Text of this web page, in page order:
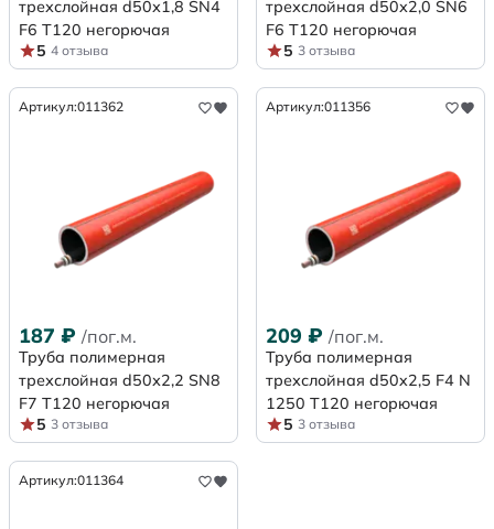
трехслойная d50х1,8 SN4
F6 Т120 негорючая
5 4 отзыва
трехслойная d50х2,0 SN6
F6 Т120 негорючая
5 3 отзыва
Артикул:011362
187 ₽ /пог.м.
Труба полимерная
трехслойная d50х2,2 SN8
F7 Т120 негорючая
5 3 отзыва
Артикул:011356
209 ₽ /пог.м.
Труба полимерная
трехслойная d50x2,5 F4 N
1250 Т120 негорючая
5 3 отзыва
Артикул:011364